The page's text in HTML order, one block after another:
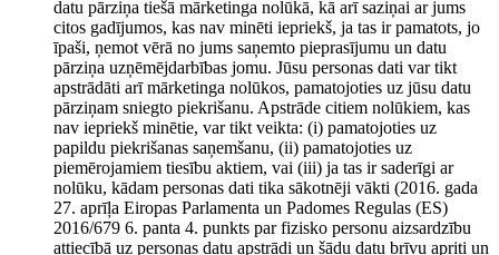
datu pārziņa tiešā mārketinga nolūkā, kā arī saziņai ar jums
citos gadījumos, kas nav minēti iepriekš, ja tas ir pamatots, jo
īpaši, ņemot vērā no jums saņemto pieprasījumu un datu
pārziņa uzņēmējdarbības jomu. Jūsu personas dati var tikt
apstrādāti arī mārketinga nolūkos, pamatojoties uz jūsu datu
pārziņam sniegto piekrišanu. Apstrāde citiem nolūkiem, kas
nav iepriekš minētie, var tikt veikta: (i) pamatojoties uz
papildu piekrišanas saņemšanu, (ii) pamatojoties uz
piemērojamiem tiesību aktiem, vai (iii) ja tas ir saderīgi ar
nolūku, kādam personas dati tika sākotnēji vākti (2016. gada
27. aprīļa Eiropas Parlamenta un Padomes Regulas (ES)
2016/679 6. panta 4. punkts par fizisko personu aizsardzību
attiecībā uz personas datu apstrādi un šādu datu brīvu apriti un